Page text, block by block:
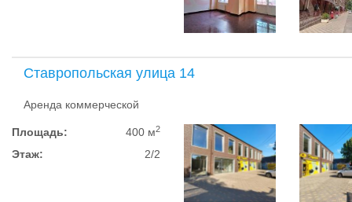
Ставропольская улица 14
Аренда коммерческой
Площадь: 400 м2
Этаж: 2/2